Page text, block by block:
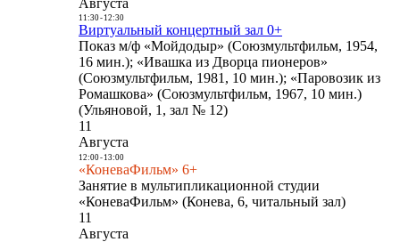
Августа
11:30- 12:30
Виртуальный концертный зал 0+
Показ м/ф «Мойдодыр» (Союзмультфильм, 1954,
16 мин.); «Ивашка из Дворца пионеров»
(Союзмультфильм, 1981, 10 мин.); «Паровозик из
Ромашкова» (Союзмультфильм, 1967, 10 мин.)
(Ульяновой, 1, зал № 12)
11
Августа
12:00- 13:00
«КоневаФильм» 6+
Занятие в мультипликационной студии
«КоневаФильм» (Конева, 6, читальный зал)
11
Августа